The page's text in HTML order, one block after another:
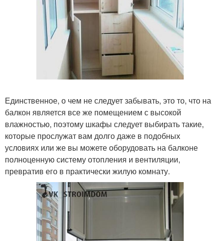
Единственное, о чем не следует забывать, это то, что на
балкон является все же помещением с высокой
влажностью, поэтому шкафы следует выбирать такие,
которые прослужат вам долго даже в подобных
условиях или же вы можете оборудовать на балконе
полноценную систему отопления и вентиляции,
превратив его в практически жилую комнату.